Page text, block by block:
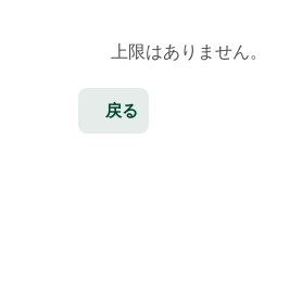
上限はありません。
戻る